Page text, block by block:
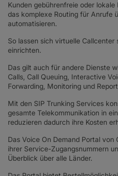
Kunden gebührenfreie oder
das komplexe Routing für Anrufe
automatisieren.
So lassen sich virtuelle Callcenter
einrichten.
Das gilt auch für andere Dienste
Calls, Call Queuing, Interactive
Forwarding, Monitoring und
Mit den SIP Trunking Services
gesamte Telekommunikation in
reduzieren dadurch ihre Kosten
Das Voice On Demand Portal
ihrer Service-Zugangsnummern
Überblick über alle Länder.